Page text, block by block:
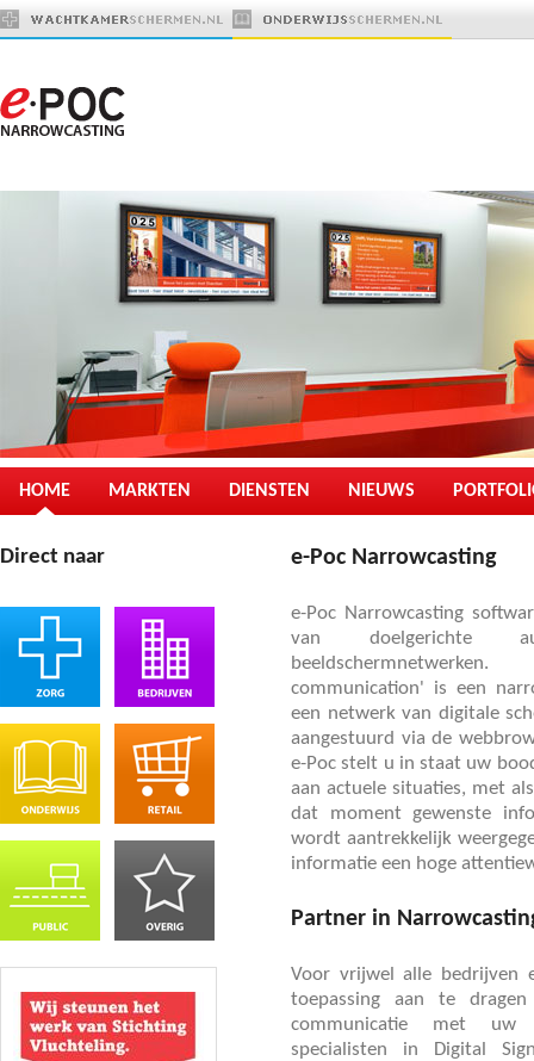
HOME MARKTEN DIENSTEN NIEUWS
Direct naar e-Poc Narrowcasting
e-Poc Narrowcasting
van doelgerichte
communication' is een
een netwerk van digitale
aangestuurd via de
e-Poc stelt u in staat uw
aan actuele situaties, met
dat moment gewenste
wordt aantrekkelijk
informatie een hoge
Partner in
Voor vrijwel alle bedrijven
toepassing aan te
communicatie met uw
specialisten in Digital